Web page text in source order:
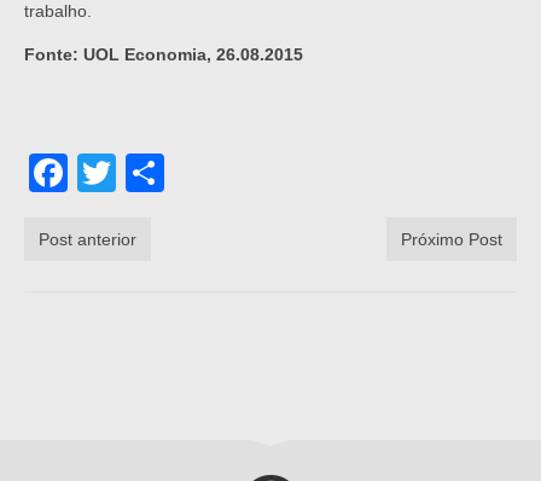
trabalho.
Fonte: UOL Economia, 26.08.2015
Facebook
Twitter
Post anterior Próximo Post